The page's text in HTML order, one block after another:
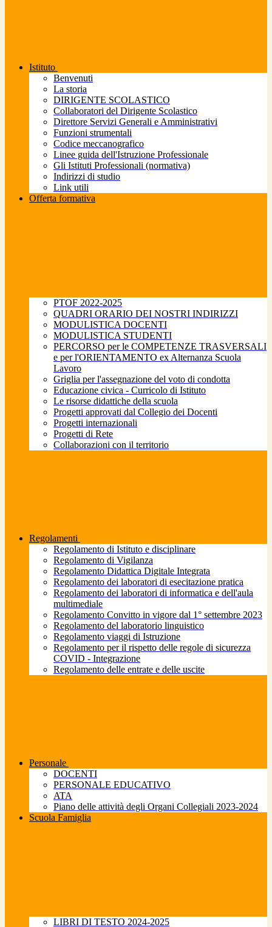
Istituto
Benvenuti
La storia
DIRIGENTE SCOLASTICO
Collaboratori del Dirigente Scolastico
Direttore Servizi Generali e Amministrativi
Funzioni strumentali
Codice meccanografico
Linee guida dell'Istruzione Professionale
Gli Istituti Professionali (normativa)
Indirizzi di studio
Link utili
Offerta formativa
PTOF 2022-2025
QUADRI ORARIO DEI NOSTRI INDIRIZZI
MODULISTICA DOCENTI
MODULISTICA STUDENTI
PERCORSO per le COMPETENZE TRASVERSALI
e per l'ORIENTAMENTO ex Alternanza Scuola
Lavoro
Griglia per l'assegnazione del voto di condotta
Educazione civica - Curricolo di Istituto
Le risorse didattiche della scuola
Progetti approvati dal Collegio dei Docenti
Progetti internazionali
Progetti di Rete
Collaborazioni con il territorio
Regolamenti
Regolamento di Istituto e disciplinare
Regolamento di Vigilanza
Regolamento Didattica Digitale Integrata
Regolamento dei laboratori di esecitazione pratica
Regolamento dei laboratori di informatica e dell'aula
multimediale
Regolamento Convitto in vigore dal 1° settembre 2023
Regolamento del laboratorio linguistico
Regolamento viaggi di Istruzione
Regolamento per il rispetto delle regole di sicurezza
COVID - Integrazione
Regolamento delle entrate e delle uscite
Personale
DOCENTI
PERSONALE EDUCATIVO
ATA
Piano delle attività degli Organi Collegiali 2023-2024
Scuola Famiglia
LIBRI DI TESTO 2024-2025